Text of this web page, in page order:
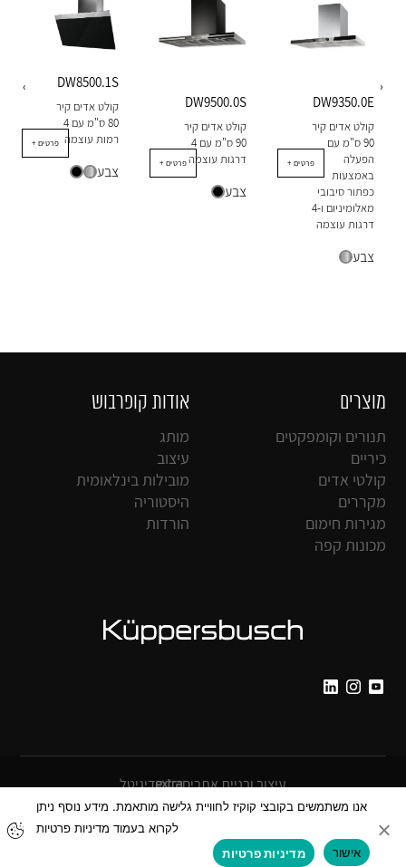
‹ DW8500.1S
קולט אדים קיר
80 ​​ס"מ עם 4
רמות עוצמה
צבע
+ פרטים
DW9500.0S
קולט אדים קיר
90 ס"מ עם 4
דרגות עוצמה
צבע
+ פרטים
DW9350.0E
קולט אדים קיר
90 ס"מ עם
הפעלה
באמצעות
כפתור סיבובי
מאלומיניום ו-4
דרגות עוצמה
צבע
+ פרטים
›
אנו משתמשים בקובצי קוקיז לחוויית גלישה מותאמת. מידע נוסף ניתן
לקרוא בעמוד מדיניות פרטיות
אישור
מדיניות פרטיות
מוצרים
תנורים וקומפקטים
כיריים
קולטי אדים
מקררים
מגירות חימום
מכונות קפה
אודות קופרבוש
מותג
עיצוב
מובילות בינלאומית
היסטוריה
הורדות
עיצוב ובניית אתרים
דיגיטל
מדיניות הפרטיות
הצהרת נגישות
© כל הזכויות שמורות ל-Küppersbusch בע”מ